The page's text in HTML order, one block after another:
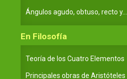
Ángulos agudo, obtuso, recto y...
En Filosofía
Teoría de los Cuatro Elementos
Principales obras de Aristóteles